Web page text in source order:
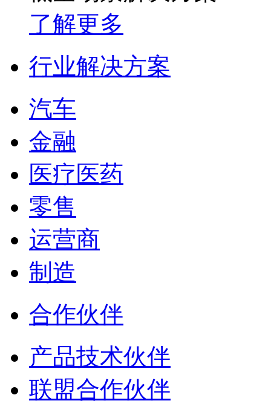
了解更多
行业解决方案
汽车
金融
医疗医药
零售
运营商
制造
合作伙伴
产品技术伙伴
联盟合作伙伴